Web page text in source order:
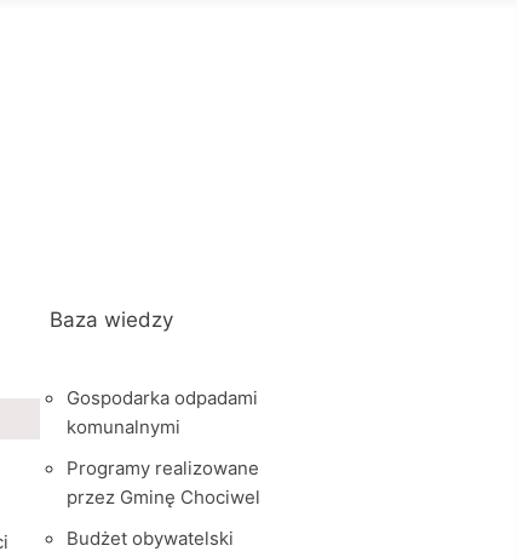
Baza wiedzy
Gospodarka odpadami
komunalnymi
Programy realizowane
przez Gminę Chociwel
Budżet obywatelski